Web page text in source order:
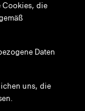
Cookies, die
Daten
uns, die